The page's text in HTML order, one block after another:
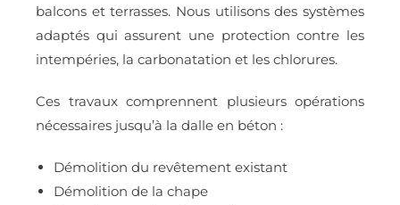
balcons et terrasses. Nous utilisons des systèmes
adaptés qui assurent une protection contre les
intempéries, la carbonatation et les chlorures.
Ces travaux comprennent plusieurs opérations
nécessaires jusqu’à la dalle en béton :
Démolition du revêtement existant
Démolition de la chape